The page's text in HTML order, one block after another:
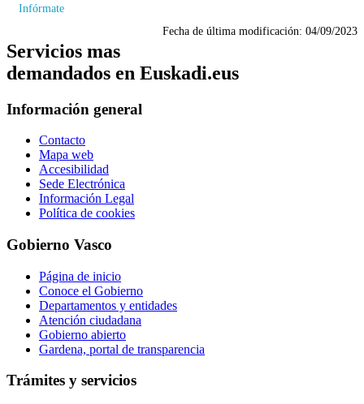
Infórmate
Fecha de última modificación: 04/09/2023
Servicios mas
demandados en Euskadi.eus
Información general
Contacto
Mapa web
Accesibilidad
Sede Electrónica
Información Legal
Política de cookies
Gobierno Vasco
Página de inicio
Conoce el Gobierno
Departamentos y entidades
Atención ciudadana
Gobierno abierto
Gardena, portal de transparencia
Trámites y servicios